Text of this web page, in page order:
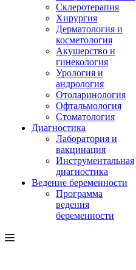
Склеротерапия
Хирургия
Дерматология и
косметология
Акушерство и
гинекология
Урология и
андрология
Отоларинология
Офтальмология
Стоматология
Диагностика
Лаборатория и
вакцинация
Инструментальная
диагностика
Ведение беременности
Программа
ведения
беременности